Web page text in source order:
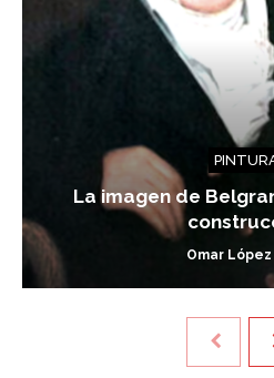
La imagen de
Omar